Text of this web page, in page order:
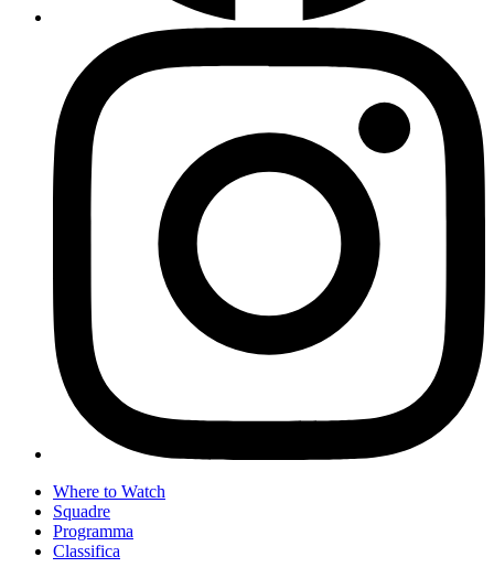
Where to Watch
Squadre
Programma
Classifica